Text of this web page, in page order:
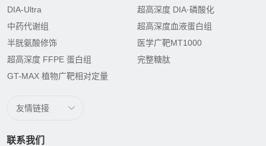
DIA-Ultra
超高深度 DIA·磷酸化
中药代谢组
超高深度血液蛋白组
半胱氨酸修饰
医学广靶MT1000
超高深度 FFPE 蛋白组
完整糖肽
GT-MAX 植物广靶相对定量
友情链接
联系我们